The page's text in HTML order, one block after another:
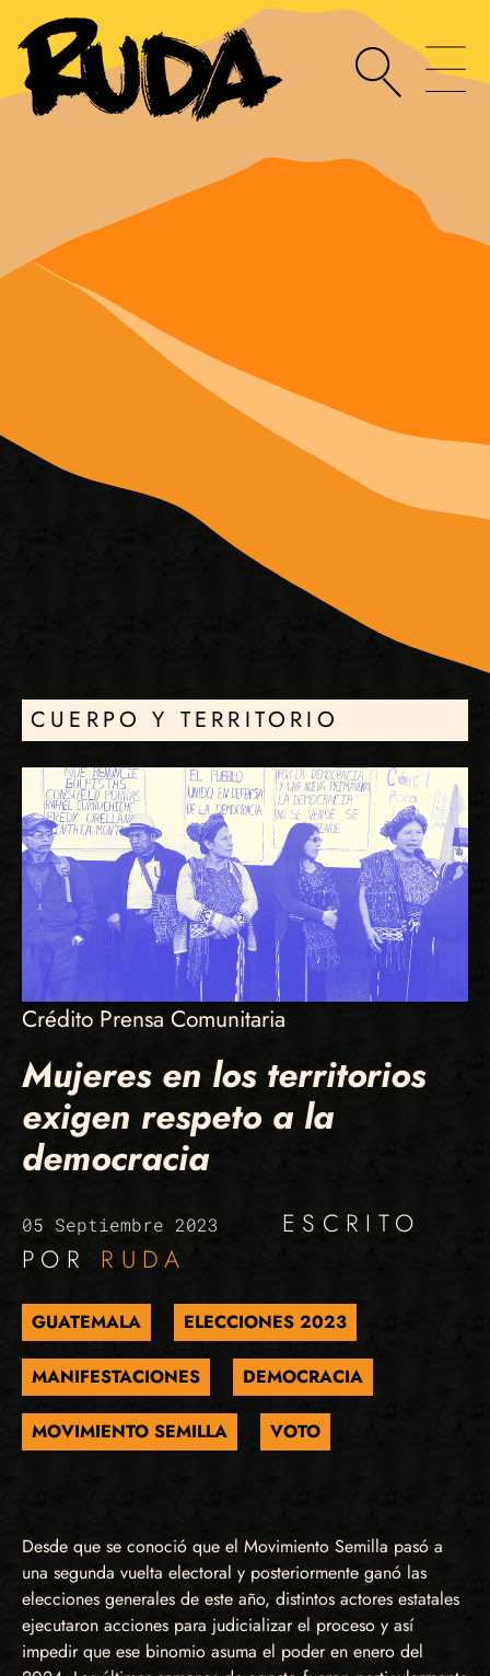
CUERPO Y TERRITORIO
Crédito Prensa Comunitaria
Mujeres en los territorios
exigen respeto a la
democracia
05 Septiembre 2023
ESCRITO
POR RUDA
GUATEMALA ELECCIONES 2023
MANIFESTACIONES DEMOCRACIA
MOVIMIENTO SEMILLA VOTO
Desde que se conoció que el Movimiento Semilla pasó a
una segunda vuelta electoral y posteriormente ganó las
elecciones generales de este año, distintos actores estatales
ejecutaron acciones para judicializar el proceso y así
impedir que ese binomio asuma el poder en enero del